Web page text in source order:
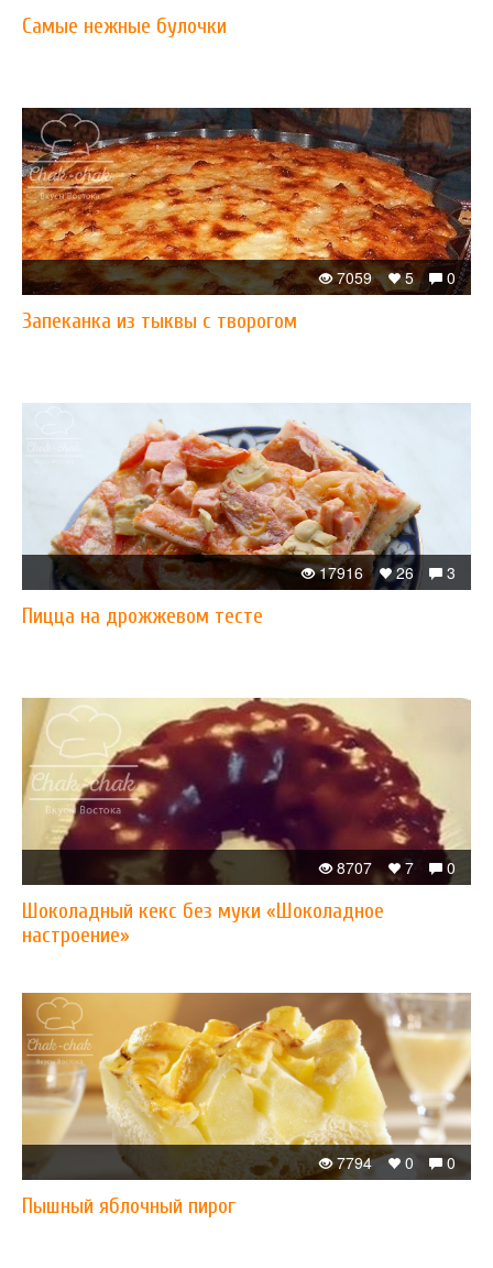
Самые нежные булочки
0
5
7059
Запеканка из тыквы с творогом
3
26
17916
Пицца на дрожжевом тесте
0
7
8707
Шоколадный кекс без муки «Шоколадное
настроение»
0
0
7794
Пышный яблочный пирог